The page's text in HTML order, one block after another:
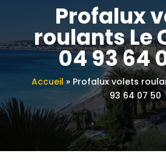
Profalux
roulants Le
04 93 64
Accueil » Profalux volets
93 64 07 50